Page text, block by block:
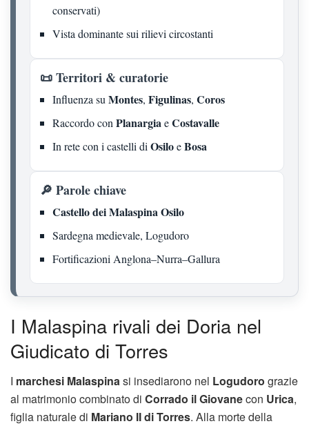
conservati)
Vista dominante sui rilievi circostanti
📜 Territori & curatorie
Influenza su Montes, Figulinas, Coros
Raccordo con PlanargiaeCostavalle
In rete con i castelli di OsiloeBosa
🔎 Parole chiave
Castello dei Malaspina Osilo
Sardegna medievale, Logudoro
Fortificazioni Anglona–Nurra–Gallura
I Malaspina rivali dei Doria nel
Giudicato di Torres
I marchesi Malaspinasi insediarono nel Logudoro grazie
al matrimonio combinato di Corrado il Giovanecon Urica,
figlia naturale di Mariano II di Torres. Alla morte della